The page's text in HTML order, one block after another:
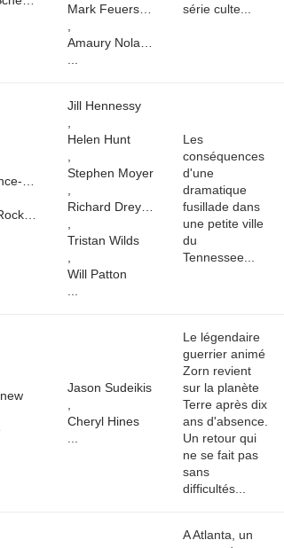
série culte...
Jill Hennessy
Helen Hunt
Stephen Moyer
Tristan Wilds
Will Patton
Les
conséquences
d'une
dramatique
fusillade dans
une petite ville
du
Tennessee...
Jason Sudeikis
Cheryl Hines
Le légendaire
guerrier animé
Zorn revient
sur la planète
Terre après dix
ans d'absence.
Un retour qui
ne se fait pas
sans
difficultés...
A Atlanta, un